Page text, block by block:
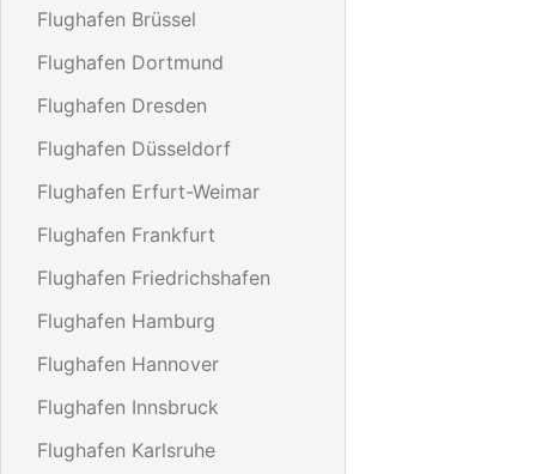
Flughafen Brüssel
Flughafen Dortmund
Flughafen Dresden
Flughafen Düsseldorf
Flughafen Erfurt-Weimar
Flughafen Frankfurt
Flughafen Friedrichshafen
Flughafen Hamburg
Flughafen Hannover
Flughafen Innsbruck
Flughafen Karlsruhe